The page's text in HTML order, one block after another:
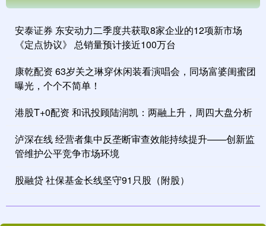
安泰证券 东安动力二季度共获取8家企业的12项新市场
《定点协议》 总销量预计接近100万台
康乾配资 63岁关之琳穿休闲装看演唱会，同场富婆闺蜜团
曝光，个个不简单！
港股T+0配资 和讯投顾陆润凯：两融上升，周四大盘分析
泸深在线 经营者集中反垄断审查效能持续提升——创新监
管维护公平竞争市场环境
股融贷 社保基金长线坚守91只股（附股）